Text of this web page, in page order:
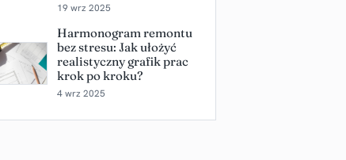
19 wrz 2025
Harmonogram remontu
bez stresu: Jak ułożyć
realistyczny grafik prac
krok po kroku?
4 wrz 2025